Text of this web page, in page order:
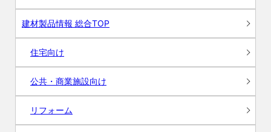
建材製品情報 総合TOP
住宅向け
公共・商業施設向け
リフォーム